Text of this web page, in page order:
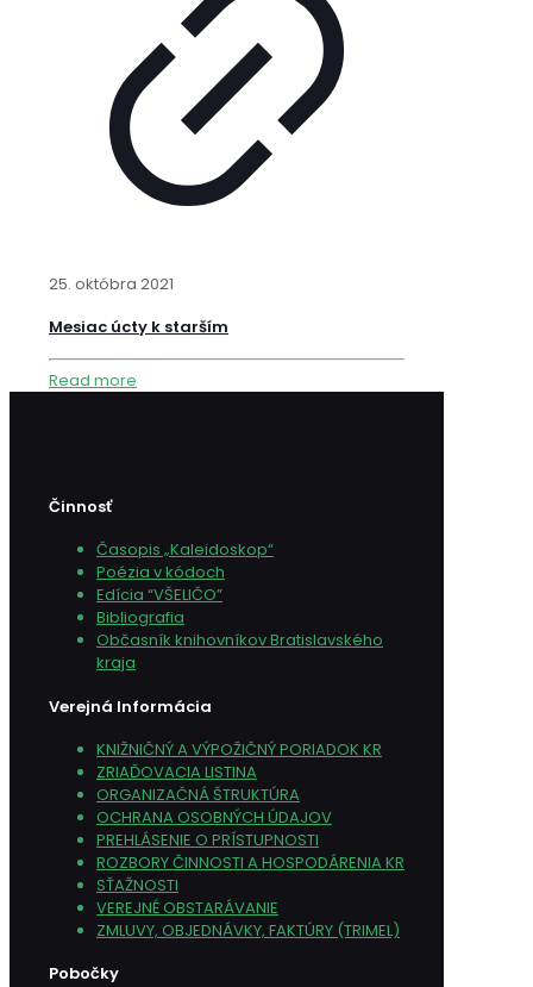
25. októbra 2021
Mesiac úcty k starším
Read more
Činnosť
Časopis „Kaleidoskop“
Poézia v kódoch
Edícia “VŠELIČO”
Bibliografia
Občasník knihovníkov Bratislavského
kraja
Verejná Informácia
KNIŽNIČNÝ A VÝPOŽIČNÝ PORIADOK KR
ZRIAĎOVACIA LISTINA
ORGANIZAČNÁ ŠTRUKTÚRA
OCHRANA OSOBNÝCH ÚDAJOV
PREHLÁSENIE O PRÍSTUPNOSTI
ROZBORY ČINNOSTI A HOSPODÁRENIA KR
SŤAŽNOSTI
VEREJNÉ OBSTARÁVANIE
ZMLUVY, OBJEDNÁVKY, FAKTÚRY (TRIMEL)
Pobočky